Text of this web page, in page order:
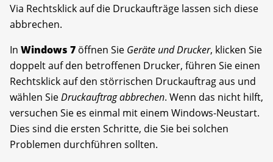
Via Rechtsklick auf die Druckaufträge lassen sich diese
abbrechen.
In Windows 7 öffnen Sie Geräte und Drucker, klicken Sie
doppelt auf den betroffenen Drucker, führen Sie einen
Rechtsklick auf den störrischen Druckauftrag aus und
wählen SieDruckauftrag abbrechen. Wenn das nicht hilft,
versuchen Sie es einmal mit einem Windows-Neustart.
Dies sind die ersten Schritte, die Sie bei solchen
Problemen durchführen sollten.